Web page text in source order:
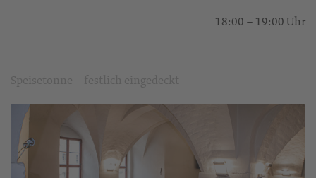
18:00 – 19:00 Uhr